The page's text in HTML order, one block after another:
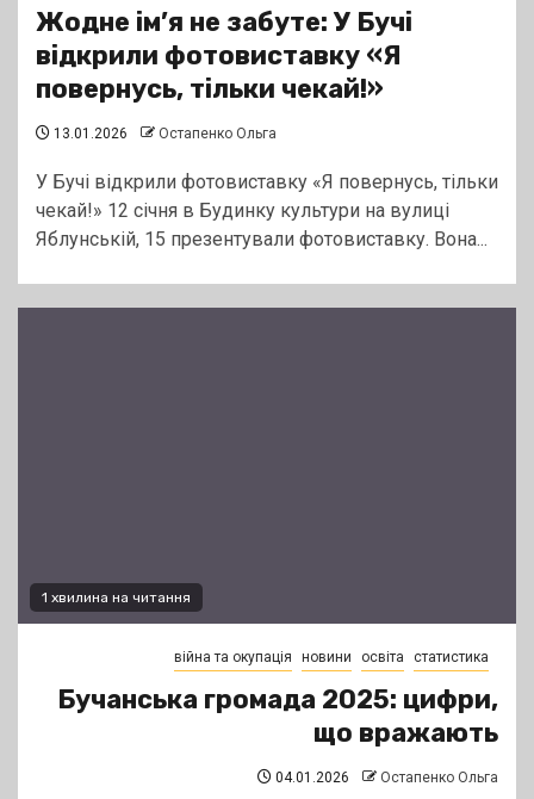
Жодне ім’я не забуте: У Бучі
відкрили фотовиставку «Я
повернусь, тільки чекай!»
13.01.2026 Остапенко Ольга
У Бучі відкрили фотовиставку «Я повернусь, тільки
чекай!» 12 січня в Будинку культури на вулиці
Яблунській, 15 презентували фотовиставку. Вона...
1 хвилина на читання
війна та окупація новини освіта статистика
Бучанська громада 2025: цифри,
що вражають
04.01.2026 Остапенко Ольга